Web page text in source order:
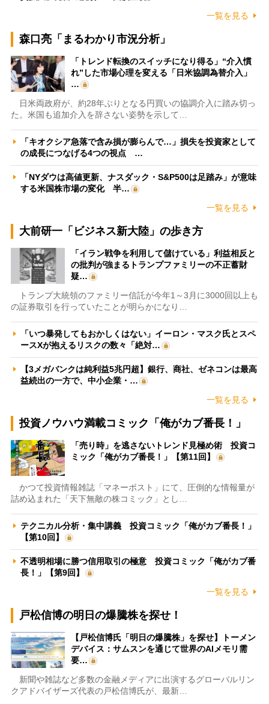
一覧を見る
森口亮「まるわかり市況分析」
「トレンド転換のスイッチになり得る」“介入慣
れ”した市場心理を変える「日米協調為替介入」
…
日米両政府が、約28年ぶりとなる円買いの協調介入に踏み切っ
た。米国も追加介入を辞さない姿勢を示して…
「キオクシア急落で含み損が膨らんで…」損失を投資家として
の成長につなげる4つの視点 …
「NYダウは高値更新、ナスダック・S&P500は足踏み」が意味
する米国株市場の変化 半…
一覧を見る
大前研一「ビジネス新大陸」の歩き方
「イラン戦争を利用して儲けている」利益相反と
の批判が強まるトランプファミリーの不正蓄財
疑…
トランプ大統領のファミリー信託が今年1～3月に3000回以上も
の証券取引を行っていたことが明らかになり…
「いつ暴発してもおかしくはない」イーロン・マスク氏とスペ
ースXが抱えるリスクの数々「絶対…
【3メガバンクは純利益5兆円超】銀行、商社、ゼネコンは最高
益続出の一方で、中小企業・…
一覧を見る
投資ノウハウ満載コミック「俺がカブ番長！」
「売り時」を逃さないトレンド見極め術 投資コ
ミック「俺がカブ番長！」【第11回】
かつて投資情報雑誌「マネーポスト」にて、圧倒的な情報量が
詰め込まれた「天下無敵の株コミック」とし…
テクニカル分析・集中講義 投資コミック「俺がカブ番長！」
【第10回】
不透明相場に勝つ信用取引の極意 投資コミック「俺がカブ番
長！」【第9回】
一覧を見る
戸松信博の明日の爆騰株を探せ！
【戸松信博氏「明日の爆騰株」を探せ】トーメン
デバイス：サムスンを通じて世界のAIメモリ需
要…
新聞や雑誌など多数の金融メディアに出演するグローバルリン
クアドバイザーズ代表の戸松信博氏が、最新…